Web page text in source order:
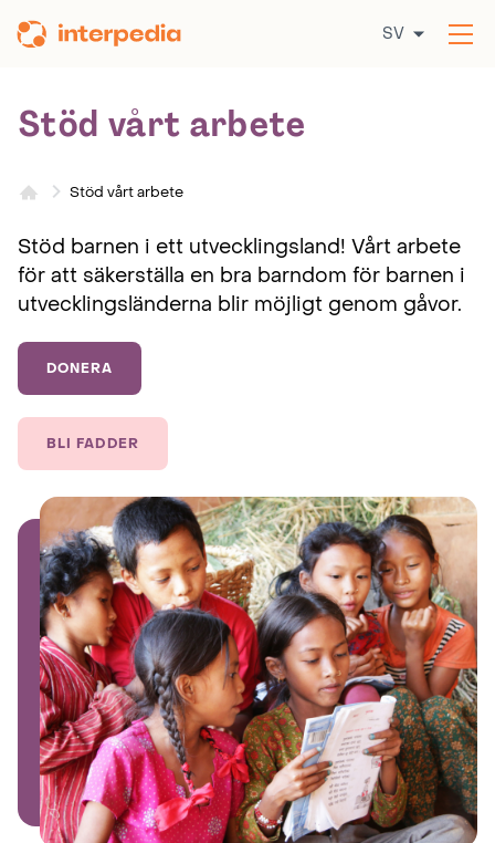
till
SV
Stöd vårt arbete
Stöd vårt arbete
Stöd barnen i ett utvecklingsland! Vårt arbete
för att säkerställa en bra barndom för barnen i
utvecklingsländerna blir möjligt genom gåvor.
DONERA
BLI FADDER